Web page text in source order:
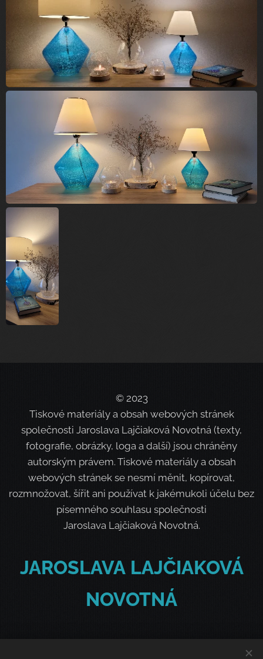
© 2023
Tiskové materiály a obsah webových stránek
společnosti Jaroslava Lajčiaková Novotná (texty,
fotografie, obrázky, loga a další) jsou chráněny
autorským právem. Tiskové materiály a obsah
webových stránek se nesmí měnit, kopírovat,
rozmnožovat, šířit ani používat k jakémukoli účelu bez
písemného souhlasu společnosti
Jaroslava Lajčiaková Novotná.
JAROSLAVALAJČIAKOVÁ
NOVOTNÁ